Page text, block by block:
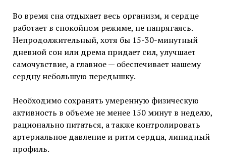
Во время сна отдыхает весь организм, и сердце
работает в спокойном режиме, не напрягаясь.
Непродолжительный, хотя бы 15-30-минутный
дневной сон или дрема придает сил, улучшает
самочувствие, а главное — обеспечивает нашему
сердцу небольшую передышку.
Необходимо сохранять умеренную физическую
активность в объеме не менее 150 минут в неделю,
рационально питаться, а также контролировать
артериальное давление и ритм сердца, липидный
профиль.